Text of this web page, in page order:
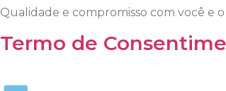
Qualidade e compromisso com você e
Termo de